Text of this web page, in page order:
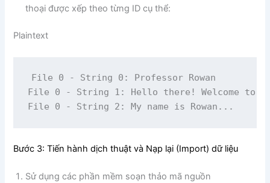
thoại được xếp theo từng ID cụ thể:
Plaintext
File 0 - String 0: Professor Rowan
File 0 - String 1: Hello there! Welcome to
Bước 3: Tiến hành dịch thuật và Nạp lại (Import) dữ liệu
Sử dụng các phần mềm soạn thảo mã nguồn